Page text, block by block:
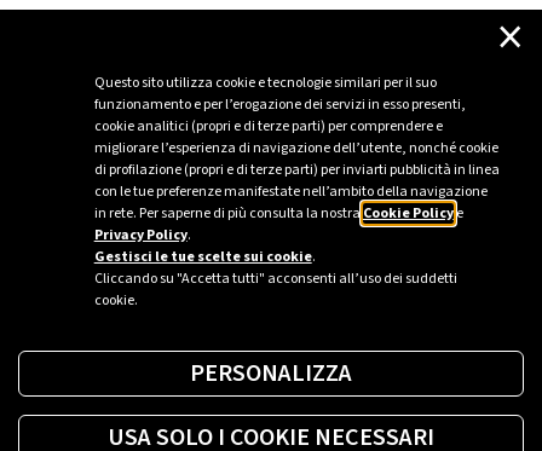
Questo sito utilizza cookie e tecnologie similari per il suo
funzionamento e per l’erogazione dei servizi in esso presenti,
cookie analitici (propri e di terze parti) per comprendere e
migliorare l’esperienza di navigazione dell’utente, nonché cookie
di profilazione (propri e di terze parti) per inviarti pubblicità in linea
con le tue preferenze manifestate nell’ambito della navigazione
in rete. Per saperne di più consulta la nostra Cookie Policye
Privacy Policy.
Gestisci le tue scelte sui cookie.
Cliccando su "Accetta tutti" acconsenti all’uso dei suddetti
cookie.
×
PERSONALIZZA
USA SOLO I COOKIE NECESSARI
C'è un problema con il recupero dei
Per favore riprova piú tardi
Sei un’azienda o una PA?
Trova la soluzione più giusta per te.
Richiedi una colonnina